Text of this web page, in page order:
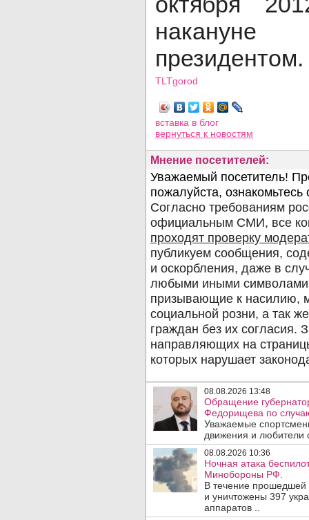
президентом.
TLTgorod
вставка в блог
вернуться к новостям
Мнение посетителей:
08.08.2026 13:48
Обращение
Федорищева по
Уважаемые
движения и любители
08.08.2026 10:36
Ночная атака
Минобороны РФ.
В течение
и уничтожены 397
аппаратов ..